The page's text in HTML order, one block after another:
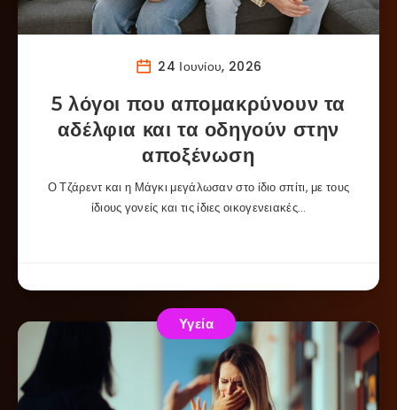
24 Ιουνίου, 2026
5 λόγοι που απομακρύνουν τα
αδέλφια και τα οδηγούν στην
αποξένωση
Ο Τζάρεντ και η Μάγκι μεγάλωσαν στο ίδιο σπίτι, με τους
ίδιους γονείς και τις ίδιες οικογενειακές…
Υγεία